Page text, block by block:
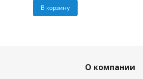
В корзину
О компании